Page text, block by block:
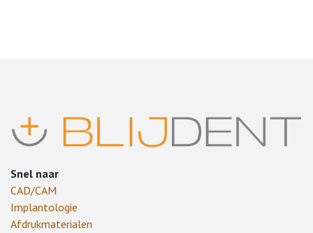
Snel naar
CAD/CAM
Implantologie
Afdrukmaterialen